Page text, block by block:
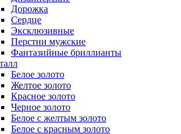
Дорожка
Сердце
Эксклюзивные
Перстни мужские
Фантазийные бриллианты
Белое золото
Желтое золото
Красное золото
Черное золото
Белое с желтым золото
Белое с красным золото